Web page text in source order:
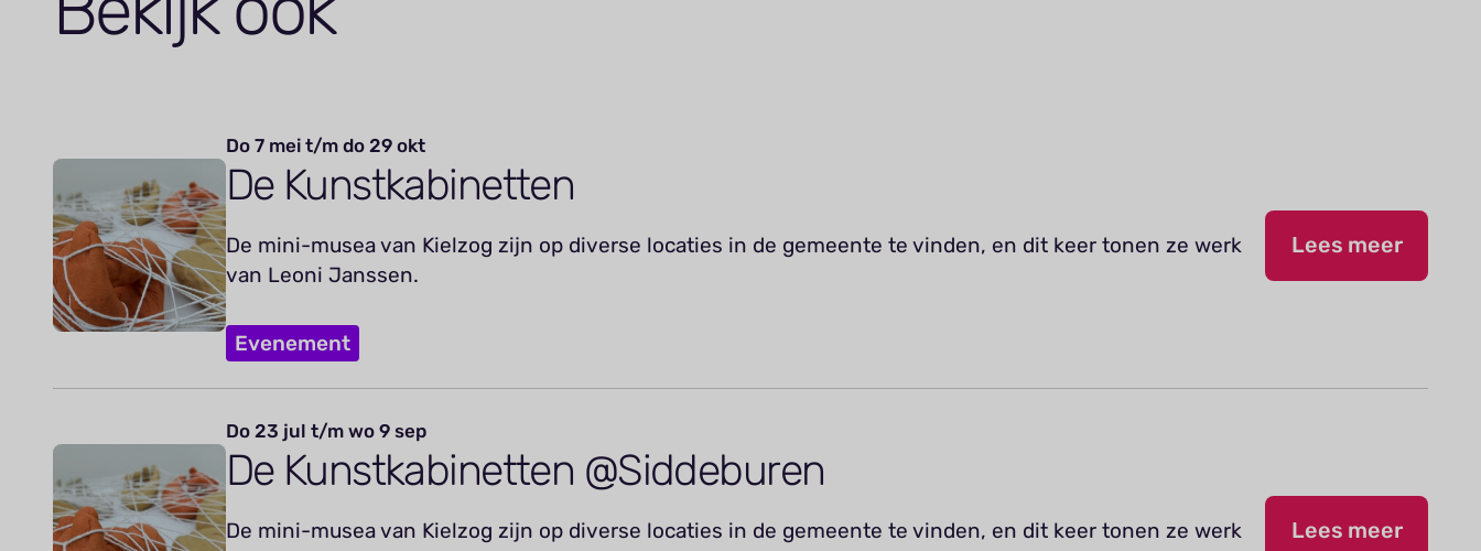
Do 7 mei t/m do 29 okt
De Kunstkabinetten
De mini-musea van Kielzog zijn op diverse locaties in de gemeente te vinden, en dit keer tonen ze werk
van Leoni Janssen.
Evenement
Lees meer
Do 23 jul t/m wo 9 sep
De Kunstkabinetten @Siddeburen
De mini-musea van Kielzog zijn op diverse locaties in de gemeente te vinden, en dit keer tonen ze werk
Lees meer